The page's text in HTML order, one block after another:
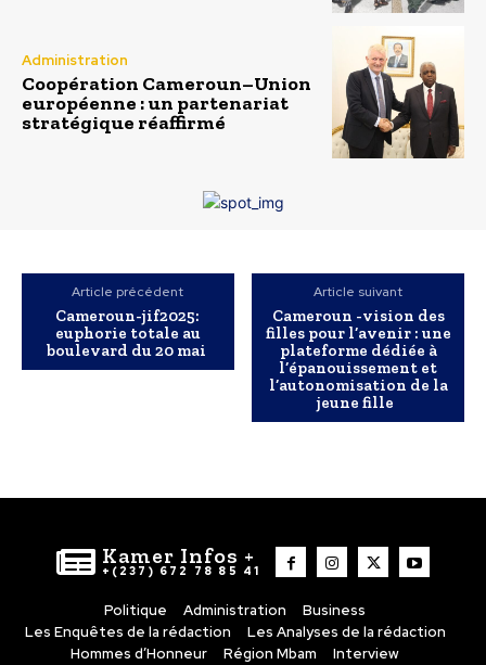
Administration
Coopération Cameroun–Union
européenne : un partenariat
stratégique réaffirmé
Article précédent
Cameroun-jif2025:
euphorie totale au
boulevard du 20 mai
Article suivant
Cameroun -vision des
filles pour l’avenir : une
plateforme dédiée à
l’épanouissement et
l’autonomisation de la
jeune fille
Kamer Infos +
+(237) 672 78 85 41
Politique Administration
Business
Les Enquêtes de la rédaction
Les Analyses de la rédaction
Hommes d’Honneur
Région Mbam
Interview